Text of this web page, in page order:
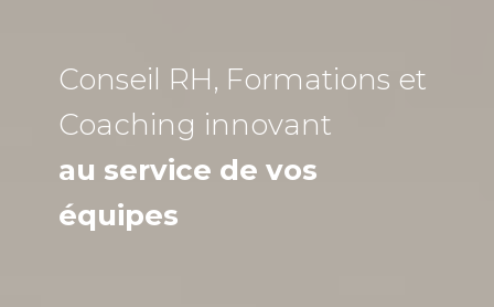
Conseil RH, Formations et
Coaching innovant
au service de vos
équipes